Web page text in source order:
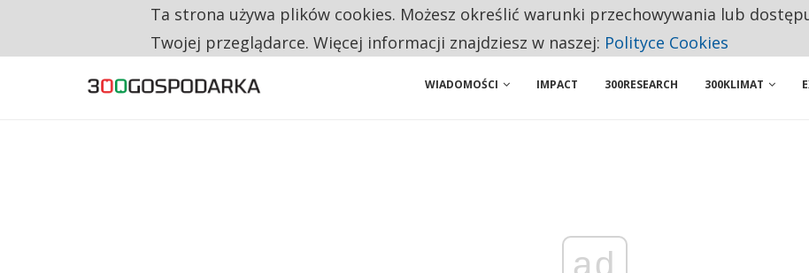
NA JEDEN WAKAT PRZYPADAJĄ 62 ZGŁOSZENIA. WIELU KANDYDATÓW NIE ROZPOCZYNA PRACY
WIADOMOŚCI IMPACT 300RESEARCH 300KLIMAT
ad
Ta strona używa plików cookies. Możesz określić warunki przechowywania lub
Twojej przeglądarce. Więcej informacji znajdziesz w naszej: Polityce Cookies